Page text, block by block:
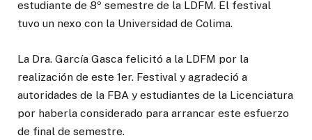
estudiante de 8º semestre de la LDFM. El festival
tuvo un nexo con la Universidad de Colima.
La Dra. García Gasca felicitó a la LDFM por la
realización de este 1er. Festival y agradeció a
autoridades de la FBA y estudiantes de la Licenciatura
por haberla considerado para arrancar este esfuerzo
de final de semestre.